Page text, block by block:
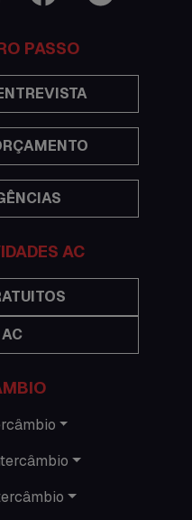
PASSO
AC